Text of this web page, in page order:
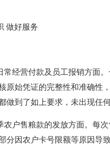
做好服务
常经营付款及员工报销方面
原始凭证的完整性和准确性
做到了如上要求，未出现任何
农户售粮款的发放方面。每
分因农户卡号限额等原因导